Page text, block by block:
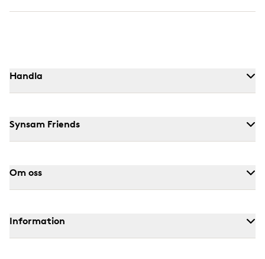
Handla
Synsam Friends
Om oss
Information